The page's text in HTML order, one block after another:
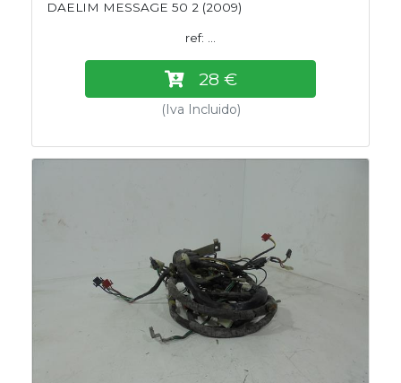
DAELIM MESSAGE 50 2 (2009)
ref: ...
28 €
(Iva Incluido)